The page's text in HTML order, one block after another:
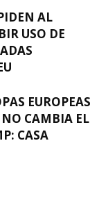
AL
USO DE
EUROPEAS
CAMBIA EL
CASA